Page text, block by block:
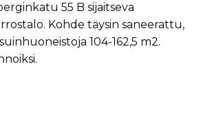
55 B sijaitseva
Kohde täysin saneerattu,
104-162,5 m2.